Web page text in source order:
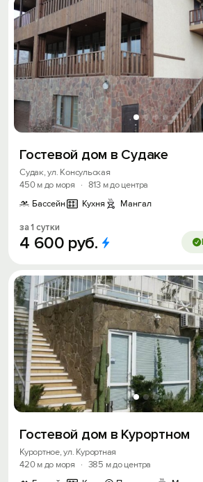
Гостевой дом в Судаке
Судак, ул. Консульская
450 м до моря
· 813 м до центра
Бассейн
Кухня Мангал
за 1 сутки
4 600 руб.
Гостевой дом в Курортном
Курортное, ул. Курортная
420 м до моря
· 385 м до центра